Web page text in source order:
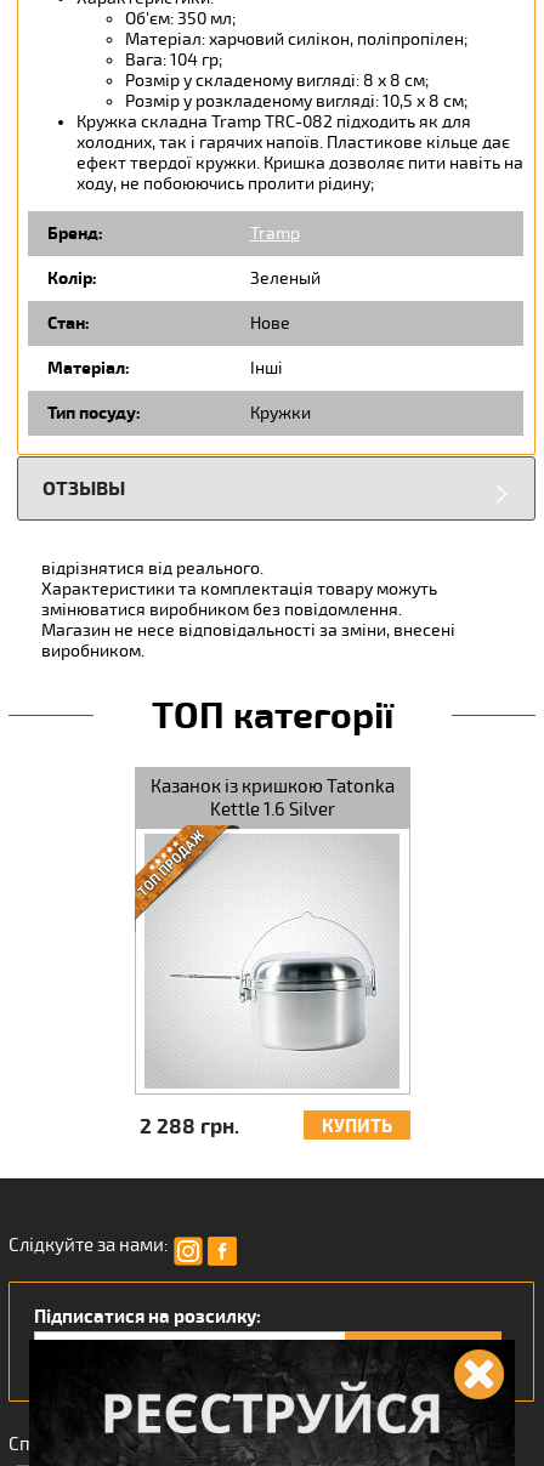
Об'єм: 350 мл;
Матеріал: харчовий силікон, поліпропілен;
Вага: 104 гр;
Розмір у складеному вигляді: 8 х 8 см;
Розмір у розкладеному вигляді: 10,5 х 8 см;
Кружка складна Tramp TRC-082 підходить як для
холодних, так і гарячих напоїв. Пластикове кільце дає
ефект твердої кружки. Кришка дозволяє пити навіть на
ходу, не побоюючись пролити рідину;
Бренд: Tramp
Колір: Зеленый
Стан: Нове
Матеріал: Інші
Тип посуду: Кружки
ОТЗЫВЫ
відрізнятися від реального.
Характеристики та комплектація товару можуть
змінюватися виробником без повідомлення.
Магазин не несе відповідальності за зміни, внесені
виробником.
ТОП категорії
Казанок із кришкою Tatonka
Kettle 1.6 Silver
2 288 грн. КУПИТЬ
Слідкуйте за нами:
Підписатися на розсилку:
Сподобався наш інтернет магазин?